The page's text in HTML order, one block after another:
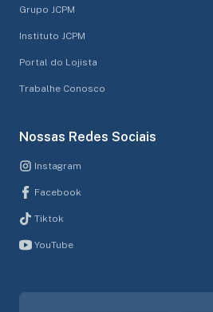
Grupo JCPM
Instituto JCPM
Portal do Lojista
Trabalhe Conosco
Nossas Redes Sociais
Instagram
Facebook
Tiktok
YouTube